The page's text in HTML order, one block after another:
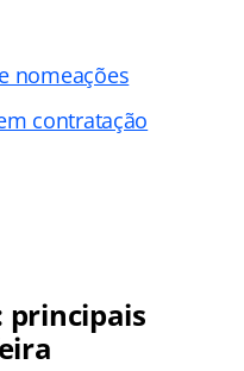
nomeações
contratação
principais